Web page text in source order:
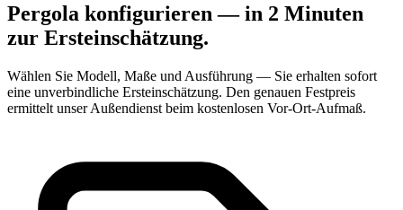
Pergola konfigurieren — in 2 Minuten
zur Ersteinschätzung.
Wählen Sie Modell, Maße und Ausführung — Sie erhalten sofort
eine unverbindliche Ersteinschätzung. Den genauen Festpreis
ermittelt unser Außendienst beim kostenlosen Vor-Ort-Aufmaß.